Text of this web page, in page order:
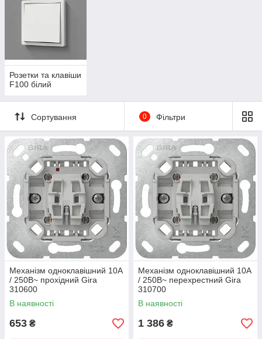
Розетки та клавіши
F100 білий
Сортування 0 Фільтри
Механізм одноклавішний 10А
/ 250В~ прохідний Gira
310600
В наявності
653 ₴
Механізм одноклавішний 10А
/ 250В~ перехрестний Gira
310700
В наявності
1 386 ₴